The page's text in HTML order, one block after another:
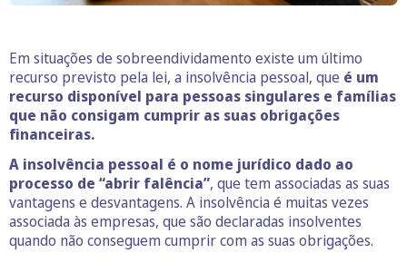
Em situações de sobreendividamento existe um último
recurso previsto pela lei, a insolvência pessoal, que é um
recurso disponível para pessoas singulares e famílias
que não consigam cumprir as suas obrigações
financeiras.
A insolvência pessoal é o nome jurídico dado ao
processo de “abrir falência”, que tem associadas as suas
vantagens e desvantagens. A insolvência é muitas vezes
associada às empresas, que são declaradas insolventes
quando não conseguem cumprir com as suas obrigações.